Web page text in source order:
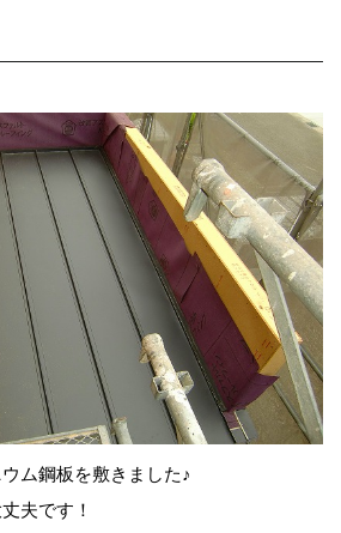
ム鋼板を敷きました♪
夫です！